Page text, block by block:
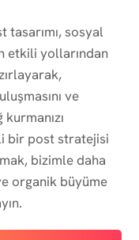
sosyal
etkili yollarından
ve
bir post stratejisi
bizimle daha
organik büyüme